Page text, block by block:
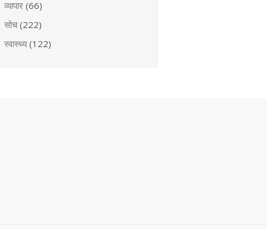
व्यापार (66)
सोच(222)
स्वास्थ्य(122)